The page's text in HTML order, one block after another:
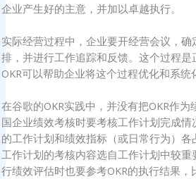
企业产生好的主意，并加以卓越执行。
实际经营过程中，企业要开经营会议，
排，并进行工作追踪和反馈。这个过程是
OKR可以帮助企业将这个过程优化和系统
在谷歌的OKR实践中，并没有把OKR作
国企业绩效考核时要考核工作计划完成
的工作计划和绩效指标（或日常行为）各
工作计划的考核内容选自工作计划中较
行绩效评估时也要参考OKR的执行结果